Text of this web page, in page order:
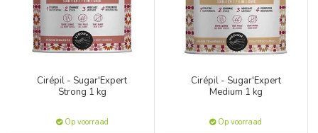
Cirépil - Sugar'Expert
Strong 1 kg
Op voorraad
Cirépil - Sugar'Expert
Medium 1 kg
Op voorraad